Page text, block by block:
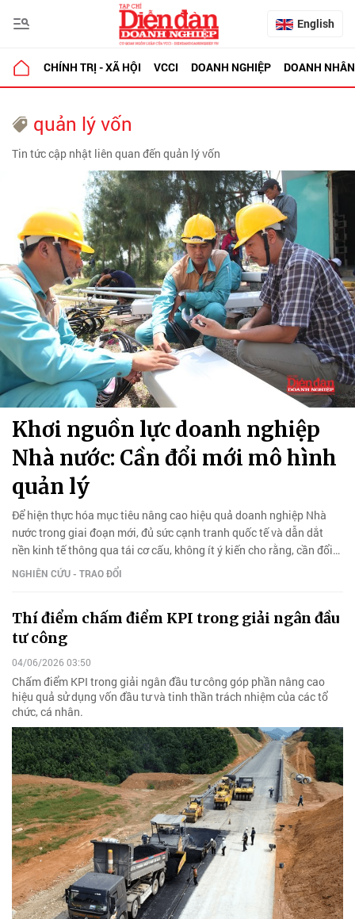
English
CHÍNH TRỊ - XÃ HỘI VCCI DOANH NGHIỆP DOANH NHÂN
quản lý vốn
Tin tức cập nhật liên quan đến quản lý vốn
Khơi nguồn lực doanh nghiệp
Nhà nước: Cần đổi mới mô hình
quản lý
Để hiện thực hóa mục tiêu nâng cao hiệu quả doanh nghiệp Nhà
nước trong giai đoạn mới, đủ sức cạnh tranh quốc tế và dẫn dắt
nền kinh tế thông qua tái cơ cấu, không ít ý kiến cho rằng, cần đổi
mới mô hình quản lý.
NGHIÊN CỨU - TRAO ĐỔI
Thí điểm chấm điểm KPI trong giải ngân đầu
tư công
04/06/2026 03:50
Chấm điểm KPI trong giải ngân đầu tư công góp phần nâng cao
hiệu quả sử dụng vốn đầu tư và tinh thần trách nhiệm của các tổ
chức, cá nhân.